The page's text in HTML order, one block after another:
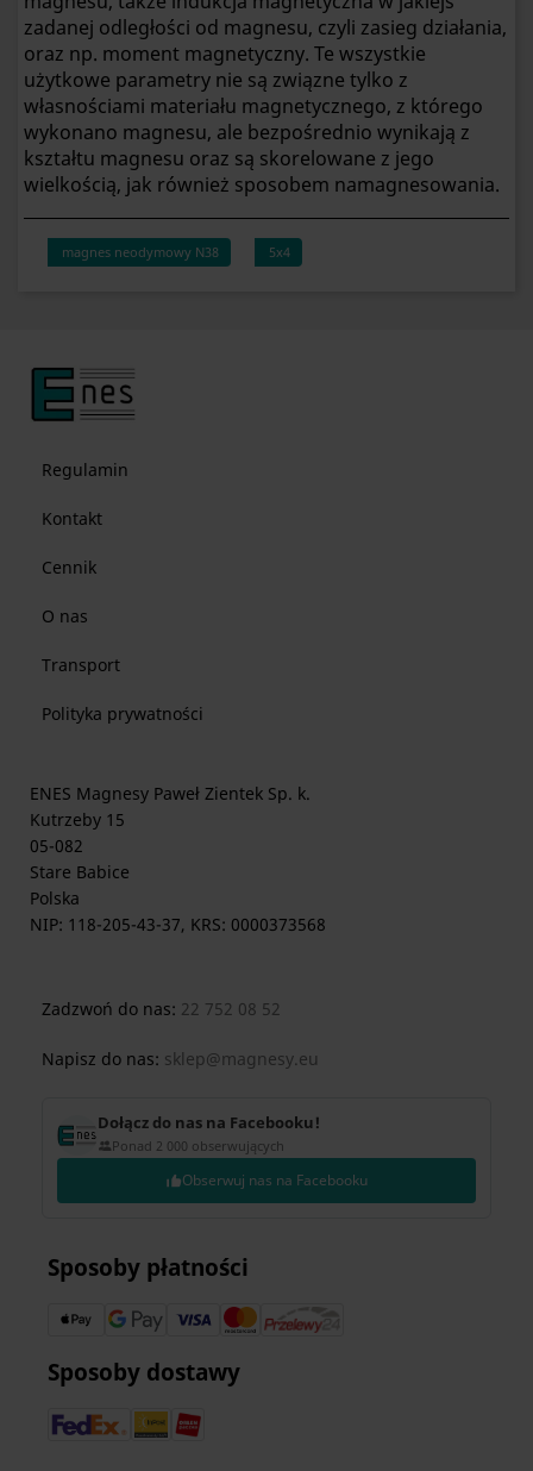
zadanej odległości od magnesu, czyli zasieg działania,
oraz np. moment magnetyczny. Te wszystkie
użytkowe parametry nie są związne tylko z
własnościami materiału magnetycznego, z którego
wykonano magnesu, ale bezpośrednio wynikają z
kształtu magnesu oraz są skorelowane z jego
wielkością, jak również sposobem namagnesowania.
magnes neodymowy N38 5x4
Regulamin
Kontakt
Cennik
O nas
Transport
Polityka prywatności
ENES Magnesy Paweł Zientek Sp. k.
Kutrzeby 15
05-082
Stare Babice
Polska
NIP: 118-205-43-37, KRS: 0000373568
Zadzwoń do nas: 22 752 08 52
Napisz do nas: sklep@magnesy.eu
Dołącz do nas na Facebooku!
Ponad 2 000 obserwujących
Obserwuj nas na Facebooku
Sposoby płatności
Sposoby dostawy